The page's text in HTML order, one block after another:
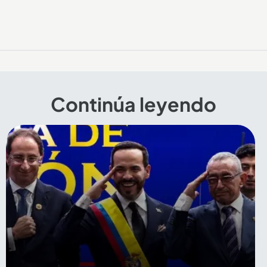
Continúa leyendo